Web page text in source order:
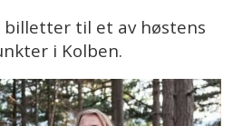
billetter til et av høstens
i Kolben.